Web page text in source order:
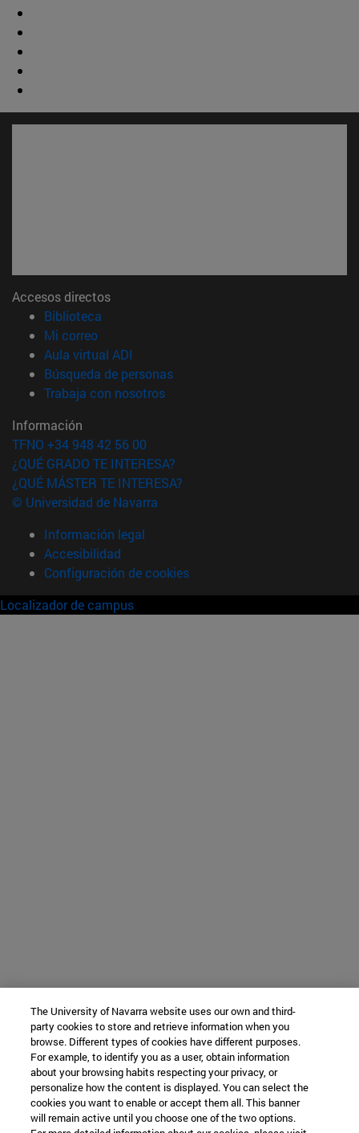
Accesos directos
Biblioteca
Mi correo(abre en nueva ventana)
Aula virtual ADI
Búsqueda de personas(abre en nueva ventana)
Trabaja con nosotros(abre en nueva ventana)
Información
TFNO +34 948 42 56 00
¿QUÉ GRADO TE INTERESA?
¿QUÉ MÁSTER TE INTERESA?
© Universidad de Navarra
Información legal
Accesibilidad
Configuración de cookies
Localizador de campus
The University of Navarra website uses our own and third-
party cookies to store and retrieve information when you
browse. Different types of cookies have different purposes.
For example, to identify you as a user, obtain information
about your browsing habits respecting your privacy, or
personalize how the content is displayed. You can select the
cookies you want to enable or accept them all. This banner
will remain active until you choose one of the two options.